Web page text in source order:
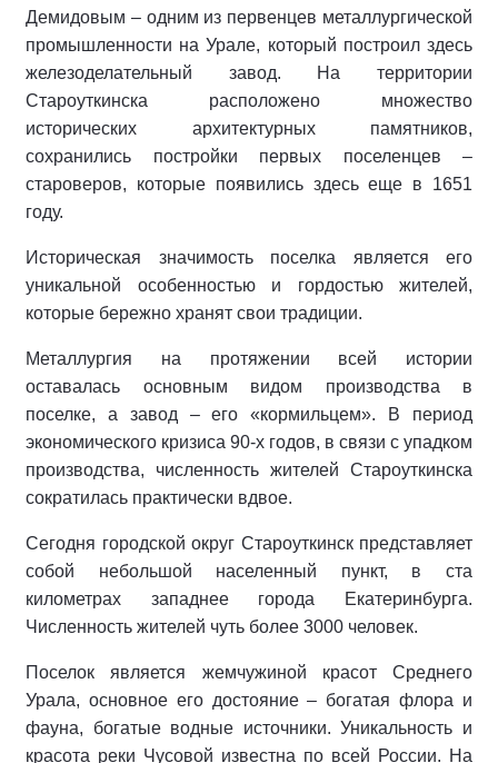
Демидовым – одним из первенцев ме­таллургической
промышленности на Урале, который построил здесь
железоделательный завод. На территории
Староуткинска расположено множество
исторических архитектурных памятников,
сохранились постройки первых поселенцев –
староверов, которые появились здесь еще в 1651
году.
Историческая значимость поселка является его
уникальной особенностью и гордостью жителей,
которые бережно хранят свои традиции.
Металлургия на протяжении всей истории
оставалась основным видом производства в
поселке, а завод – его «кормильцем». В период
экономического кризиса 90-х годов, в связи с упадком
производства, численность жителей Староуткинска
сократилась практически вдвое.
Сегодня городской округ Староуткинск представляет
собой небольшой населенный пункт, в ста
километрах западнее города Екатеринбурга.
Численность жителей чуть более 3000 человек.
Поселок является жемчужиной красот Среднего
Урала, основное его достояние – богатая флора и
фауна, богатые водные источники. Уникальность и
красота реки Чусовой известна по всей России. На